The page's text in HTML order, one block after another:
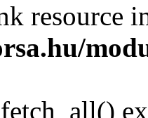
resource